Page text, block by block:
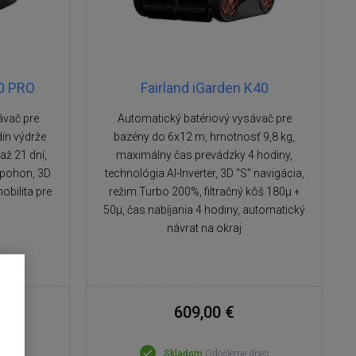
PRO
pre
výdrže
21 dní,
3D
pre
Fairland iGarden K40
Automatický batériový vysávač pre
bazény do 6x12 m, hmotnosť 9,8 kg,
maximálny čas prevádzky 4 hodiny,
technológia AI-Inverter, 3D "S" navigácia,
režim Turbo 200%, filtračný kôš 180µ +
50µ, čas nabíjania 4 hodiny, automatický
návrat na okraj
609,00 €
Skladom Odošleme dnes